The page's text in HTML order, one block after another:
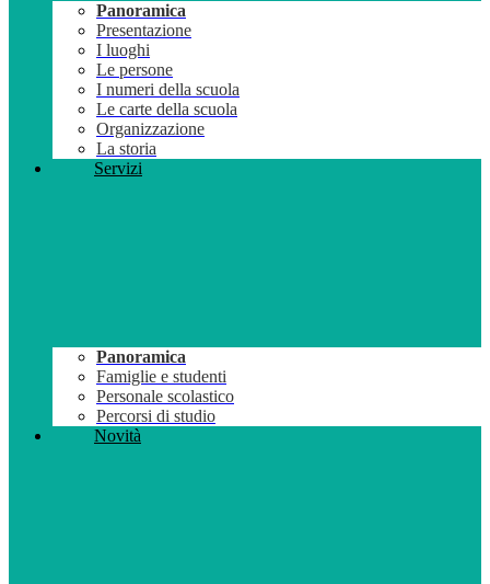
Panoramica
Presentazione
I luoghi
Le persone
I numeri della scuola
Le carte della scuola
Organizzazione
La storia
Servizi
Panoramica
Famiglie e studenti
Personale scolastico
Percorsi di studio
Novità